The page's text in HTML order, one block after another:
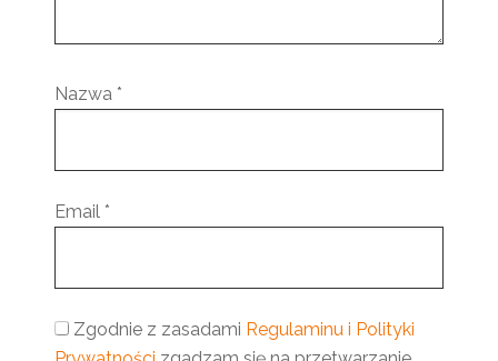
Nazwa *
Email *
Zgodnie z zasadami Regulaminu i Polityki